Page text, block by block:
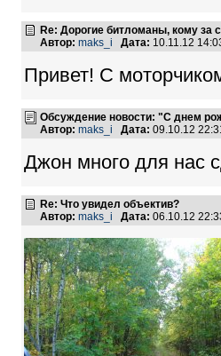
Re: Дорогие битломаны, кому за
Автор: maks_i Дата: 10.11.12
Привет! С
Обсуждение новости: "С днем
Автор: maks_i Дата: 09.10.12
Джон много для нас
Re: Что увидел объектив?
Автор: maks_i Дата: 06.10.12